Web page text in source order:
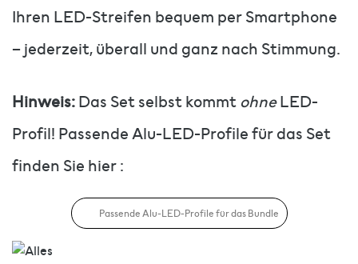
Ihren LED-Streifen bequem per Smartphone
– jederzeit, überall und ganz nach Stimmung.
Hinweis:Das Set selbst kommt ohneLED-
Profil! Passende Alu-LED-Profile für das Set
finden Sie hier :
Passende Alu-LED-Profile für das Bundle